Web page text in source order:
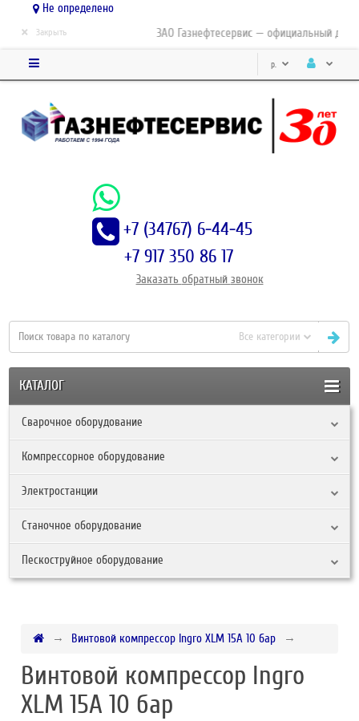
Не определено
ЗАО Газнефтесервис — официальный
× Закрыть
р.
+7 (34767) 6-44-45
+7 917 350 86 17
Заказать обратный звонок
Все категории
КАТАЛОГ
Сварочное оборудование
Компрессорное оборудование
Электростанции
Станочное оборудование
Пескоструйное оборудование
Винтовой компрессор Ingro XLM 15A 10 бар
Винтовой компрессор Ingro
XLM 15A 10 бар